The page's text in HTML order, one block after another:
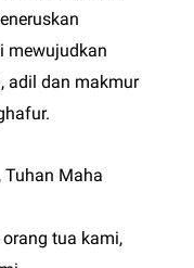
mewujudkan
adil dan makmur
Tuhan Maha
tua kami,